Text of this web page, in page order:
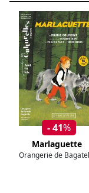
- 41%
Marlaguette
Orangerie de